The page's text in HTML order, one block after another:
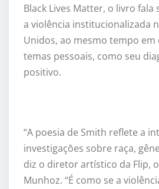
Black Lives Matter, o livro fala
a violência institucionalizada
Unidos, ao mesmo tempo em
temas pessoais, como seu
positivo.
“A poesia de Smith reflete a
investigações sobre raça,
diz o diretor artístico da Flip,
Munhoz. “É como se a